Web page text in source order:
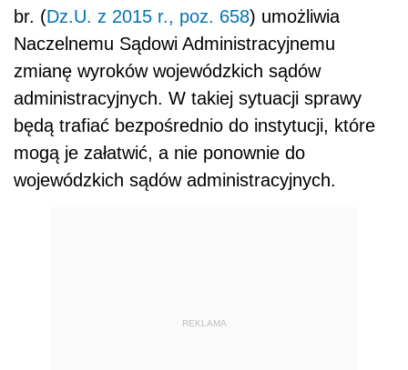
br. (Dz.U. z 2015 r., poz. 658) umożliwia
Naczelnemu Sądowi Administracyjnemu
zmianę wyroków wojewódzkich sądów
administracyjnych. W takiej sytuacji sprawy
będą trafiać bezpośrednio do instytucji, które
mogą je załatwić, a nie ponownie do
wojewódzkich sądów administracyjnych.
REKLAMA